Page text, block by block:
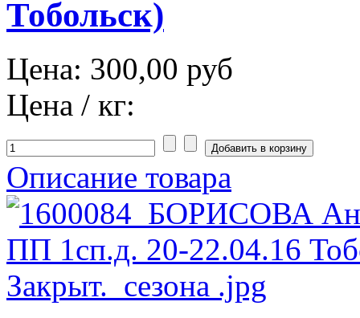
Тобольск)
Цена: 300,00 руб
Цена / кг:
Описание товара